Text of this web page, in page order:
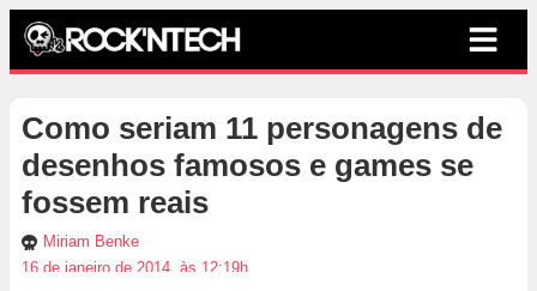
Como seriam 11 personagens de
desenhos famosos e games se
fossem reais
Miriam Benke
16 de janeiro de 2014, às 12:19h